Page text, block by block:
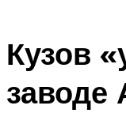
Кузов
заводе